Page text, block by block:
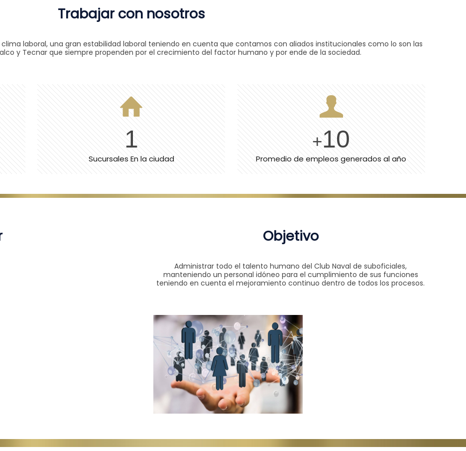
Trabajar con nosotros
laboral, una gran estabilidad laboral teniendo en cuenta que contamos con aliados institucionales como lo son las
y Tecnar que siempre propenden por el crecimiento del factor humano y por ende de la sociedad.
1
Sucursales En la ciudad
+10
Promedio de empleos generados al año
Objetivo
Administrar todo el talento humano del Club Naval de suboficiales,
manteniendo un personal idóneo para el cumplimiento de sus funciones
teniendo en cuenta el mejoramiento continuo dentro de todos los procesos.